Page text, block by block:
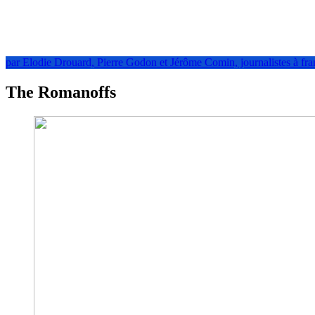
par Elodie Drouard, Pierre Godon et Jérôme Comin, journalistes à
The Romanoffs